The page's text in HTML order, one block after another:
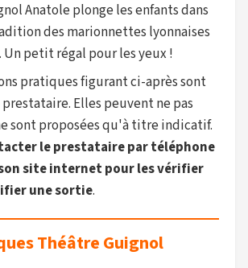
Anatole plonge les enfants dans
des marionnettes lyonnaises
petit régal pour les yeux !
pratiques figurant ci-après sont
Elles peuvent ne pas
sont proposées qu'à titre indicatif.
le prestataire par téléphone
site internet pour les vérifier
une sortie.
Théâtre Guignol